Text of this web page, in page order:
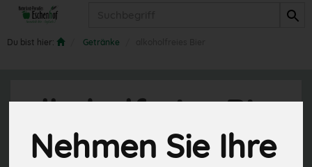
Nehmen Sie Ihre
Du bist hier: Getränke
alkoholfreies Bier
11 von 845